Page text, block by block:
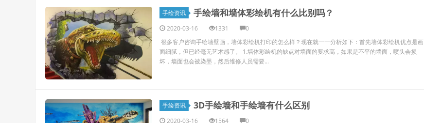
手绘资讯 手绘墙和墙体彩绘机有什么比别吗？
2020-03-16 1331
0
很多客户咨询手绘墙壁画，墙体彩绘机打印的怎么样？现在就一一分析如下：首先墙体彩绘机优点是画
面细腻，但已经毫无艺术感了。 1.墙体彩绘机的缺点对墙面的要求高，如果是不平的墙面，喷头会损
坏，墙面也会被染墨，然后维修人员需要...
手绘资讯 3D手绘墙和手绘墙有什么区别
2020-03-16 1564
0